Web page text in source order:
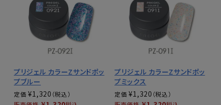
プリジェル カラーZサンドポッ
プブルー
定価 ¥1,320
プリジェル カラーZサンドポッ
プミックス
定価 ¥1,320